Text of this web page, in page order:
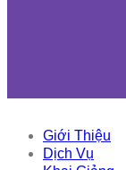
Giới Thiệu
Dịch Vụ